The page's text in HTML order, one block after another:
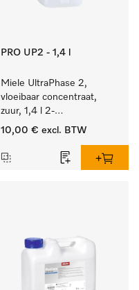
PRO UP2 - 1,4 l
Miele UltraPhase 2,
vloeibaar concentraat,
zuur, 1,4 l 2-
componentenwasmiddel
wasgoed.
10,00 € excl. BTW